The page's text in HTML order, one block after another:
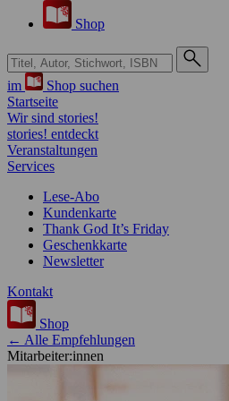
Shop
Suche bei Hugendubel
im
Shop suchen
Startseite
Wir sind stories!
stories! entdeckt
Veranstaltungen
Services
Lese-Abo
Kundenkarte
Thank God It’s Friday
Geschenkkarte
Newsletter
Kontakt
Shop
← Alle Empfehlungen
Mitarbeiter:innen